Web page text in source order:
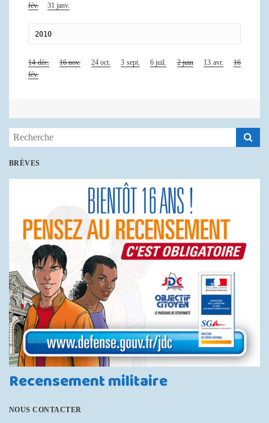
fév.
31 janv.
2010
14 déc. 16 nov. 24 oct. 3 sept. 6 juil. 2 juin 13 avr.
16
fév.
Search
BRÈVES
Recensement militaire
NOUS CONTACTER